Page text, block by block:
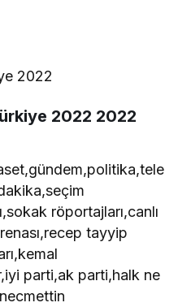
2022
2022 2022
röportajları,canlı
tayyip
parti,ak parti,halk ne